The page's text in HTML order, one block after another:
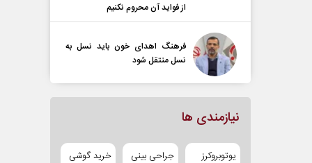
از فواید آن محروم نکنیم
فرهنگ اهدای خون باید نسل به
نسل منتقل شود
نیازمندی ها
یوتوبروکرز جراحی بینی
خرید گوشی